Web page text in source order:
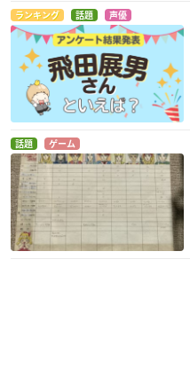
ランキング 話題 声優
話題 ゲーム